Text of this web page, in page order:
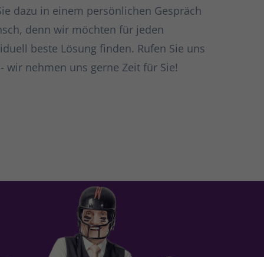
dazu in einem persönlichen Gespräch
denn wir möchten für jeden
beste Lösung finden. Rufen Sie uns
wir nehmen uns gerne Zeit für Sie!